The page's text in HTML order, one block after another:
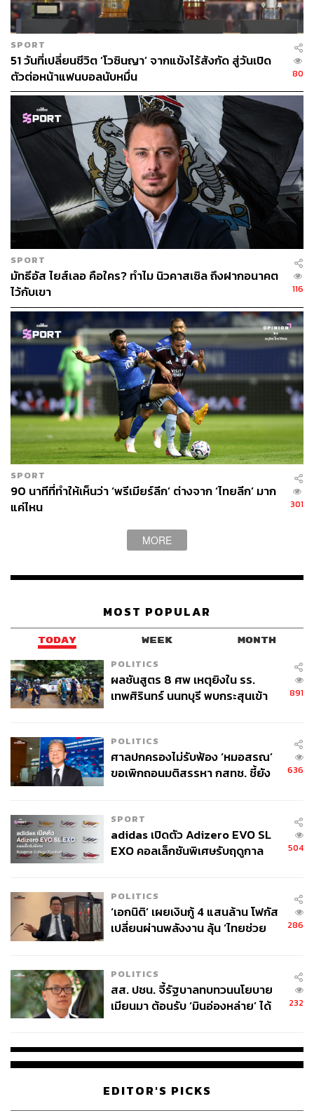
SPORT
51 วันที่เปลี่ยนชีวิต ‘โวซินญา’ จากแข้งไร้สังกัด สู่วันเปิด
ตัวต่อหน้าแฟนบอลนับหมื่น
80
SPORT
มัทธีอัส ไยส์เลอ คือใคร? ทำไม นิวคาสเซิล ถึงฝากอนาคต
ไว้กับเขา
116
SPORT
90 นาทีที่ทำให้เห็นว่า ‘พรีเมียร์ลีก’ ต่างจาก ‘ไทยลีก’ มาก
แค่ไหน
301
MORE
MOST POPULAR
TODAY WEEK MONTH
POLITICS
ผลชันสูตร 8 ศพ เหตุยิงใน รร.
เทพศิรินทร์ นนทบุรี พบกระสุนเข้า
891
POLITICS
ศาลปกครองไม่รับฟ้อง ‘หมอสรณ’
ขอเพิกถอนมติสรรหา กสทช. ชี้ยัง
636
SPORT
adidas เปิดตัว Adizero EVO SL
EXO คอลเล็กชันพิเศษรับฤดูกาล
504
POLITICS
‘เอกนิติ’ เผยเงินกู้ 4 แสนล้าน โฟกัส
เปลี่ยนผ่านพลังงาน ลุ้น ‘ไทยช่วย
286
POLITICS
สส. ปชน. จี้รัฐบาลทบทวนนโยบาย
เมียนมา ต้อนรับ ‘มินอ่องหล่าย’ ได้
232
EDITOR'S PICKS